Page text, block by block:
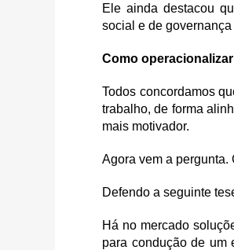
Ele ainda destacou
social e de
Como
Todos concordamos
trabalho, de forma
mais motivador.
Agora vem a
Defendo a seguinte
Há no mercado
para condução de um